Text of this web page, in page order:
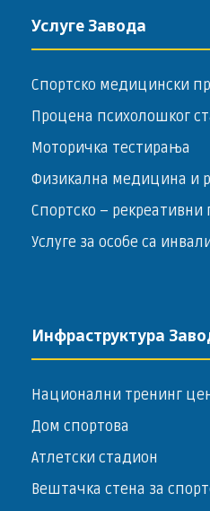
Услуге Завода
Спортско медицински
Процена психолошког
Моторичка тестирања
Физикална медицина и
Спортско – ­рекреативни
Услуге за особе са
Инфраструктура
Национални тренинг
Дом спортова
Атлетски стадион
Вештачка стена за